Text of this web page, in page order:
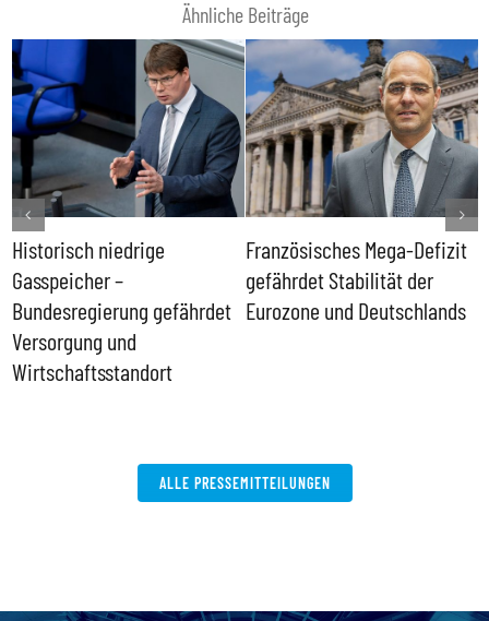
Ähnliche Beiträge
Historisch niedrige
Gasspeicher –
Bundesregierung gefährdet
Versorgung und
Wirtschaftsstandort
Französisches Mega-Defizit
gefährdet Stabilität der
Eurozone und Deutschlands
ALLE PRESSEMITTEILUNGEN